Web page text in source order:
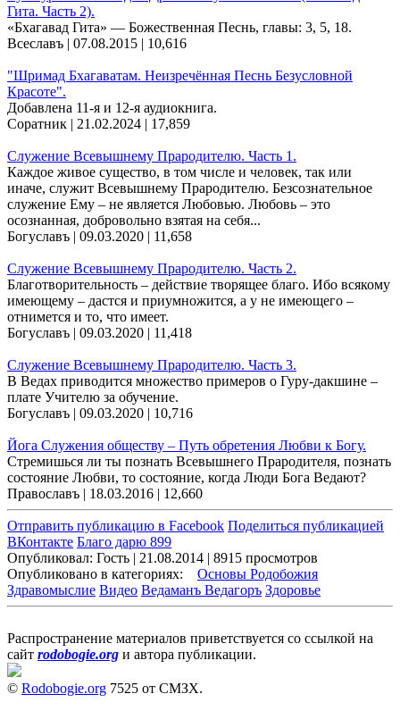
Гита. Часть 2).
«Бхагавад Гита» — Божественная Песнь, главы: 3, 5, 18.
Всеславъ | 07.08.2015 | 10,616
"Шримад Бхагаватам. Неизречённая Песнь Безусловной
Красоте".
Добавлена 11-я и 12-я аудиокнига.
Соратник | 21.02.2024 | 17,859
Служение Всевышнему Прародителю. Часть 1.
Каждое живое существо, в том числе и человек, так или
иначе, служит Всевышнему Прародителю. Безсознательное
служение Ему – не является Любовью. Любовь – это
осознанная, добровольно взятая на себя...
Богуславъ | 09.03.2020 | 11,658
Служение Всевышнему Прародителю. Часть 2.
Благотворительность – действие творящее благо. Ибо всякому
имеющему – дастся и приумножится, а у не имеющего –
отнимется и то, что имеет.
Богуславъ | 09.03.2020 | 11,418
Служение Всевышнему Прародителю. Часть 3.
В Ведах приводится множество примеров о Гуру-дакшине –
плате Учителю за обучение.
Богуславъ | 09.03.2020 | 10,716
Йога Служения обществу – Путь обретения Любви к Богу.
Стремишься ли ты познать Всевышнего Прародителя, познать
состояние Любви, то состояние, когда Люди Бога Ведают?
Православъ | 18.03.2016 | 12,660
Отправить публикацию в Facebook Поделиться публикацией
ВКонтакте Благо дарю 899
Опубликовал: Гость | 21.08.2014 | 8915 просмотров
Опубликовано в категориях: Основы Родобожия
Здравомыслие Видео Ведаманъ Ведагоръ Здоровье
Распространение материалов приветствуется со ссылкой на
сайт rodobogie.org и автора публикации.
© Rodobogie.org 7525 от СМЗХ.